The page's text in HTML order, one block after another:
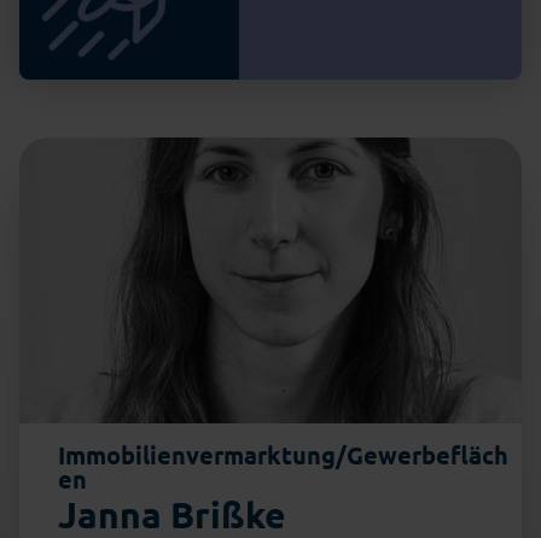
Immobilienvermarktung/Gewerbefläch
en
Janna Brißke